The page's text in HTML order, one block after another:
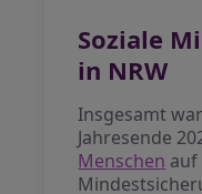
Soziale
in NRW
Insgesamt
Jahresende
Menschen auf